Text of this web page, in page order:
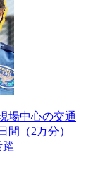
場中心の交通
間（2万分）